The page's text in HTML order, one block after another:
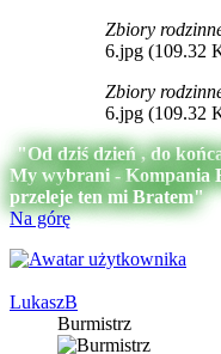
Zbiory
6.jpg (109.32
Zbiory
6.jpg (109.32
"Od dziś dzień , do
My wybrani - Kompania
przeleje ten mi Bratem"
Na górę
LukaszB
Burmistrz